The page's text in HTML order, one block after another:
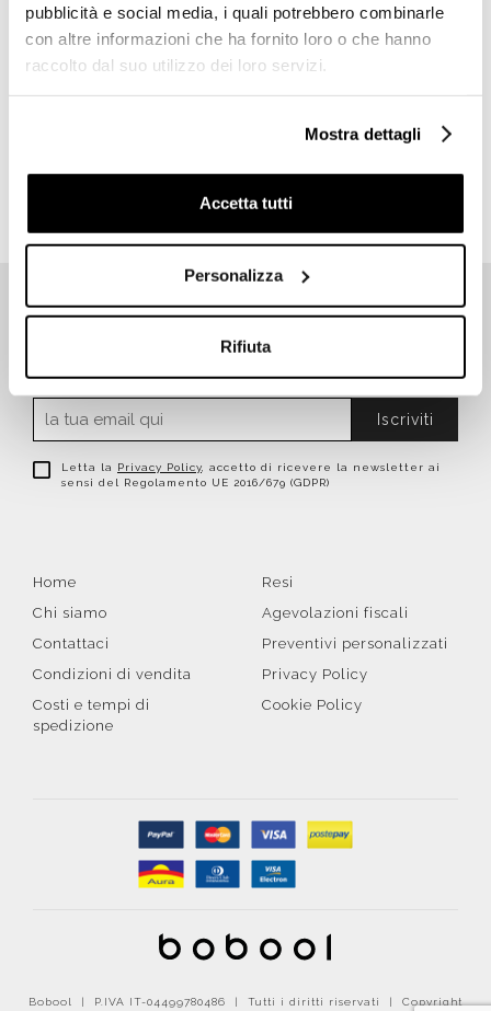
pubblicità e social media, i quali potrebbero combinarle
con altre informazioni che ha fornito loro o che hanno
raccolto dal suo utilizzo dei loro servizi.
Mostra dettagli
Accetta tutti
Personalizza
Rifiuta
Mosaico da rivestimento in
metallizzato, Smoke 30x30
ISCRIVITI SUBITO ALLA NEWSLETTER
Iscriviti
Letta la Privacy Policy , accetto di ricevere la newsletter ai
sensi del Regolamento UE 2016/679 (GDPR)
Home
Chi siamo
Contattaci
Condizioni di vendita
Costi e tempi di
spedizione
Resi
Agevolazioni fiscali
Preventivi personalizzati
Privacy Policy
Cookie Policy
Bobool | P.IVA IT-04499780486 | Tutti i diritti riservati | Copyright